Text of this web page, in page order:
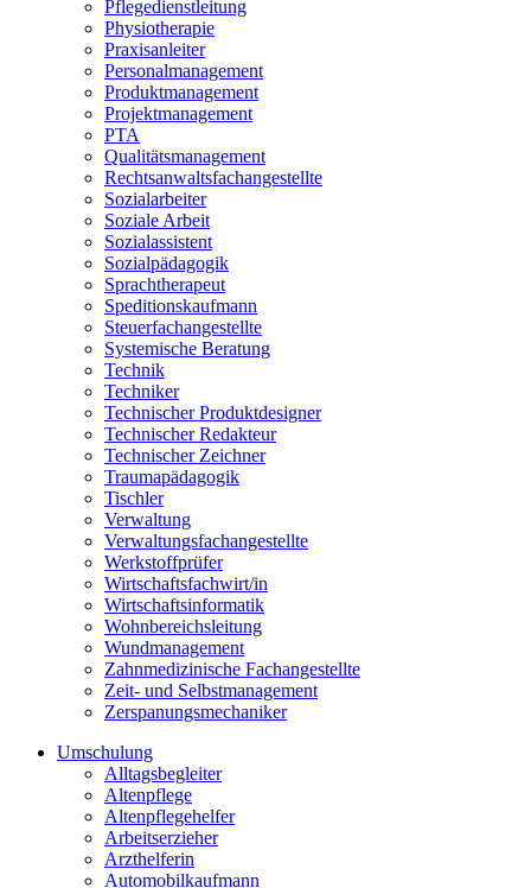
Pflegedienstleitung
Physiotherapie
Praxisanleiter
Personalmanagement
Produktmanagement
Projektmanagement
PTA
Qualitätsmanagement
Rechtsanwaltsfachangestellte
Sozialarbeiter
Soziale Arbeit
Sozialassistent
Sozialpädagogik
Sprachtherapeut
Speditionskaufmann
Steuerfachangestellte
Systemische Beratung
Technik
Techniker
Technischer Produktdesigner
Technischer Redakteur
Technischer Zeichner
Traumapädagogik
Tischler
Verwaltung
Verwaltungsfachangestellte
Werkstoffprüfer
Wirtschaftsfachwirt/in
Wirtschaftsinformatik
Wohnbereichsleitung
Wundmanagement
Zahnmedizinische Fachangestellte
Zeit- und Selbstmanagement
Zerspanungsmechaniker
Umschulung
Alltagsbegleiter
Altenpflege
Altenpflegehelfer
Arbeitserzieher
Arzthelferin
Automobilkaufmann